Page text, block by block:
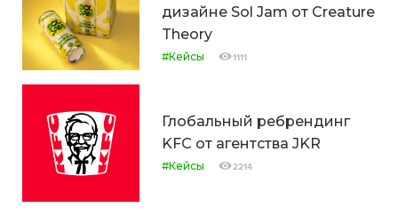
дизайне Sol Jam от Creature
Theory
#Кейсы 1111
Глобальный ребрендинг
KFC от агентства JKR
#Кейсы 2214